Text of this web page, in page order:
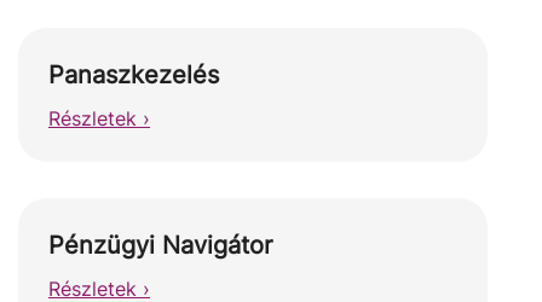
Panaszkezelés
Részletek ›
Pénzügyi Navigátor
Részletek ›